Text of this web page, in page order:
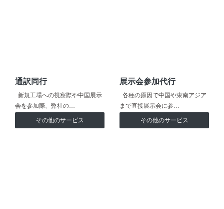
通訳同行
新規工場への視察際や中国展示
会を参加際、弊社の…
その他のサービス
展示会参加代行
各種の原因で中国や東南アジア
まで直接展示会に参…
その他のサービス